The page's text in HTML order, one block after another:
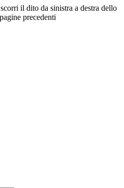
il dito da sinistra a destra dello
precedenti